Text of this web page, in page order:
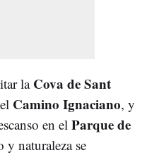
la Cova de Sant
Camino Ignaciano, y
en el Parque de
naturaleza se